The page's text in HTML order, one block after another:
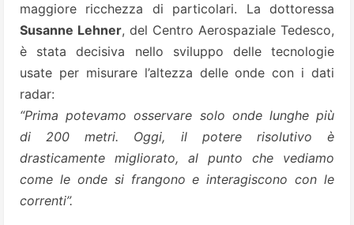
maggiore ricchezza di particolari. La dottoressa
Susanne Lehner, del Centro Aerospaziale Tedesco,
è stata decisiva nello sviluppo delle tecnologie
usate per misurare l’altezza delle onde con i dati
radar:
“Prima potevamo osservare solo onde lunghe più
di 200 metri. Oggi, il potere risolutivo è
drasticamente migliorato, al punto che vediamo
come le onde si frangono e interagiscono con le
correnti”.